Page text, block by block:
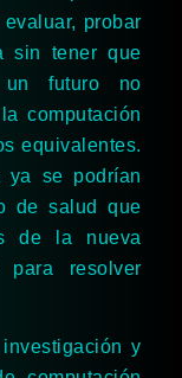
probar
sin tener que
futuro no
computación
equivalentes.
ya se podrían
de salud que
de la nueva
para resolver
y